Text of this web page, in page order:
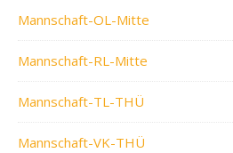
Mannschaft-OL-Mitte
Mannschaft-RL-Mitte
Mannschaft-TL-THÜ
Mannschaft-VK-THÜ